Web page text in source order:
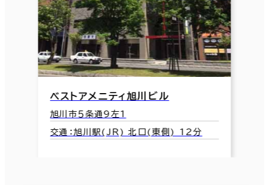
ベストアメニティ旭川ビル
旭川市５条通9左1
交通：旭川駅(JR) 北口(東側) 12分